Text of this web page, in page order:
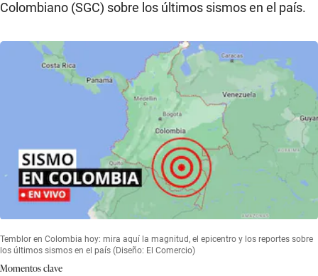
Colombiano (SGC) sobre los últimos sismos en el país.
Temblor en Colombia hoy: mira aquí la magnitud, el epicentro y los reportes sobre
los últimos sismos en el país (Diseño: El Comercio)
Momentos clave